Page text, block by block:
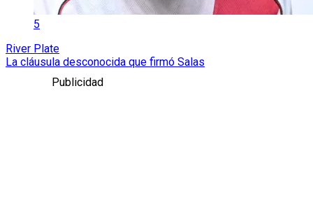
5
River Plate
La cláusula desconocida que firmó Salas
Publicidad